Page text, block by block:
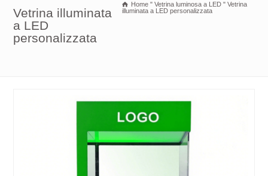
Vetrina illuminata
a LED
personalizzata
Home " Vetrina luminosa a LED " Vetrina
illuminata a LED personalizzata